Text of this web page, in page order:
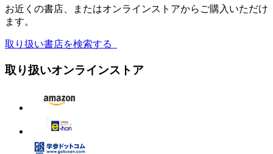
お近くの書店、またはオンラインストアからご購入いただけ
ます。
取り扱い書店を検索する
取り扱いオンラインストア